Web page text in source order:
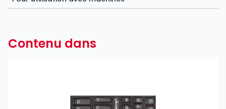
Contenu dans